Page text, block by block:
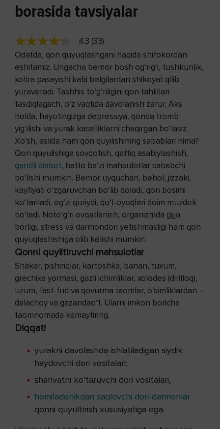
borasida tavsiyalar
4.3 (33)
Odatda, qon quyuqlashgani haqida shifokordan
eshitamiz. Ungacha bemor bosh og‘rig‘i, tushkunlik,
xotira pasayishi kabi belgilardan shikoyat qilib
yuraveradi. Tashhis to‘g‘riligini qon tahlillari
tasdiqlagach, o‘z vaqtida davolanish zarur. Aks
holda, hayotingizga depressiya, qonda tromb
yig‘ilishi va yurak kasalliklarni chaqirgan bo‘lasiz.
Xo‘sh, aslida ham qon quyilishining sabablari nima?
Qon quyulishiga sovqotish, qattiq asabiylashish,
qandli diabet, hatto ba’zi mahsulotlar sababchi
bo‘lishi mumkin. Bemor uyquchan, behol, jizzaki,
kayfiyati o‘zgaruvchan bo‘lib qoladi, qon bosimi
ko‘tariladi, og‘zi quriydi, qo‘l-oyoqlari doim muzdek
bo‘ladi. Noto‘g‘ri ovqatlanish, organizmda gijja
borligi, stress va darmondori yetishmasligi ham qon
quyuqlashishiga olib kelishi mumkin.
Qonni quyiltiruvchi mahsulotlar
Shakar, pishiriqlar, kartoshka, banan, tuxum,
grechixa yormasi, gazli ichimliklar, xolodes (dirilloq),
uzum, fast-fud va qovurma taomlar, o‘simliklardan –
dalachoy va gazandao‘t. Ularni imkon boricha
taomnomada kamaytiring.
Diqqat!
yurakni davolashda ishlatiladigan siydik
haydovchi dori vositalari;
shahvatni ko‘taruvchi dori vositalari,
homiladorlikdan saqlovchi dori-darmonlar
qonni quyultirish xususiyatiga ega.